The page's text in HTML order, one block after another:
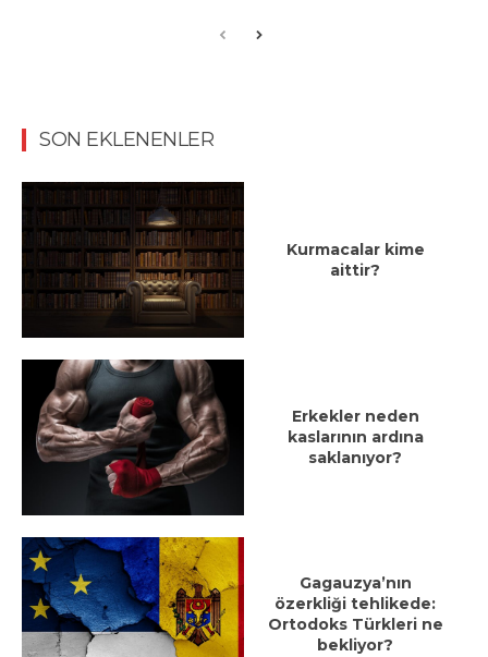
SON EKLENENLER
Kurmacalar kime
aittir?
Erkekler neden
kaslarının ardına
saklanıyor?
Gagauzya’nın
özerkliği tehlikede:
Ortodoks Türkleri ne
bekliyor?